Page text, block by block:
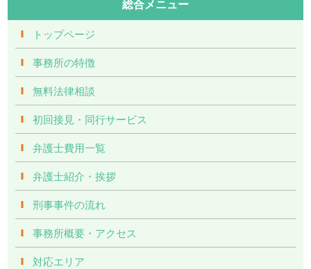
総合メニュー
トップページ
事務所の特徴
無料法律相談
初回接見・同行サービス
弁護士費用一覧
弁護士紹介・挨拶
刑事事件の流れ
事務所概要・アクセス
対応エリア